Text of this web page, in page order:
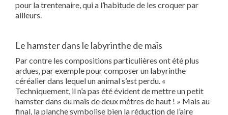
pour la trentenaire, qui a l’habitude de les croquer par
ailleurs.
Le hamster dans le labyrinthe de maïs
Par contre les compositions particulières ont été plus
ardues, par exemple pour composer un labyrinthe
céréalier dans lequel un animal s’est perdu. «
Techniquement, il n’a pas été évident de mettre un petit
hamster dans du maïs de deux mètres de haut ! » Mais au
final, la planche symbolise bien la réduction de l’aire